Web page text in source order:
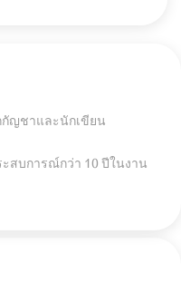
ญชาและนักเขียน
สบการณ์กว่า 10 ปีในงาน